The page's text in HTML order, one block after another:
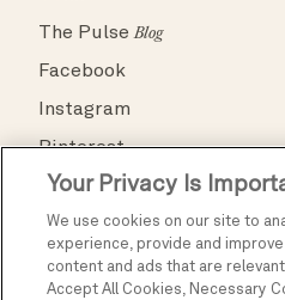
The PulseBlog
Facebook
Instagram
Pinterest
TikTok
X
YouTube
Your Privacy Is
We use cookies on our site to
experience, provide and
content and ads that are
Accept All Cookies, Necessary